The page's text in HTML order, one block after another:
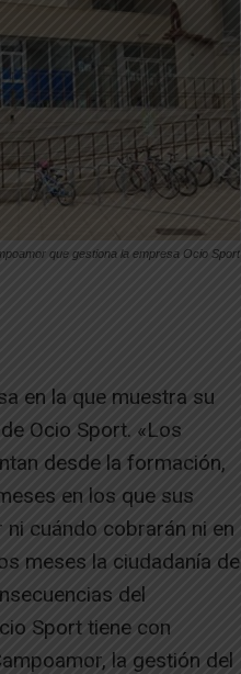
que gestiona la empresa Ocio Sport
en la que muestra su
Ocio Sport. «Los
desde la formación,
en los que sus
cuándo cobrarán ni en
meses la ciudadanía de
del
Sport tiene con
la gestión del